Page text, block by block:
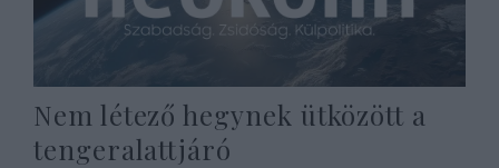
Nem létező hegynek ütközött a
tengeralattjáró